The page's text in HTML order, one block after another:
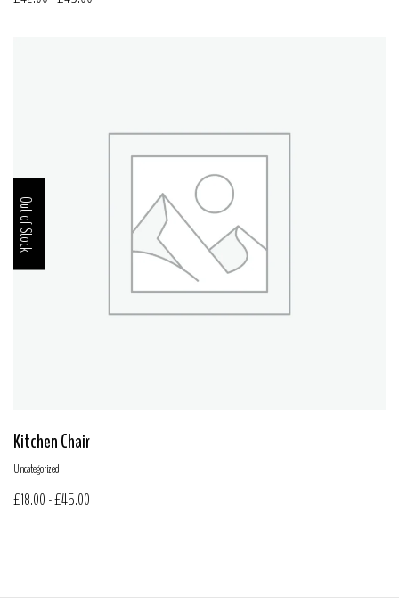
Out of Stock
Kitchen Chair
Uncategorized
£18.00 -£45.00